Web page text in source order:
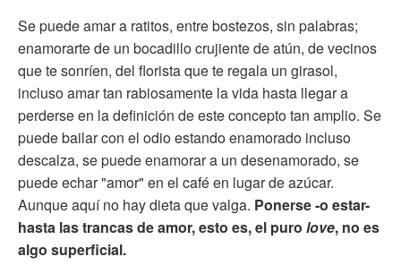
Se puede amar a ratitos, entre bostezos, sin palabras;
enamorarte de un bocadillo crujiente de atún, de vecinos
que te sonríen, del florista que te regala un girasol,
incluso amar tan rabiosamente la vida hasta llegar a
perderse en la definición de este concepto tan amplio. Se
puede bailar con el odio estando enamorado incluso
descalza, se puede enamorar a un desenamorado, se
puede echar "amor" en el café en lugar de azúcar.
Aunque aquí no hay dieta que valga. Ponerse -o estar-
hasta las trancas de amor, esto es, el puro love, no es
algo superficial.